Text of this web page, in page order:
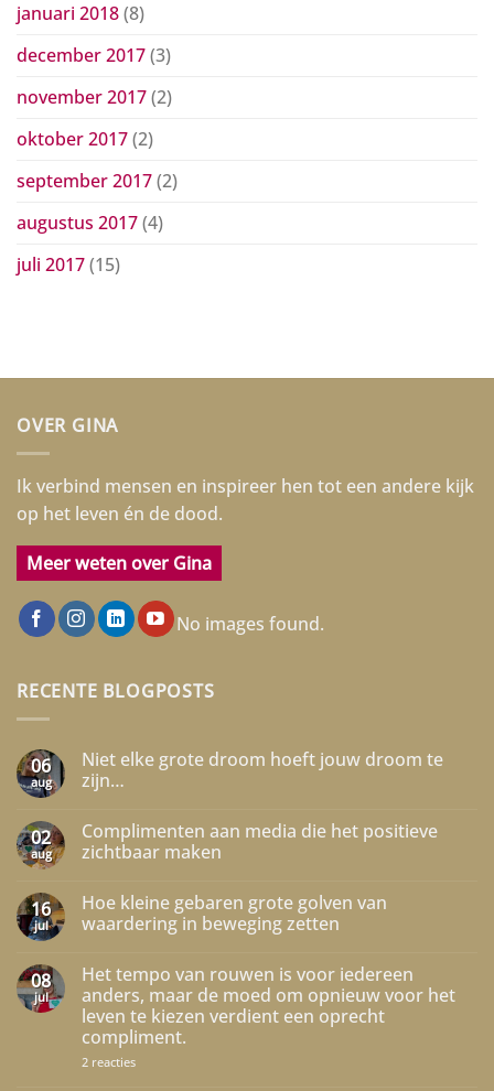
januari 2018(8)
december 2017(3)
november 2017(2)
oktober 2017(2)
september 2017(2)
augustus 2017(4)
juli 2017(15)
OVER GINA
Ik verbind mensen en inspireer hen tot een andere kijk
op het leven én de dood.
Meer weten over Gina
No images found.
RECENTE BLOGPOSTS
06
aug
Niet elke grote droom hoeft jouw droom te
zijn…
op
Niet
elke
hoeft
jouw
droom
02
aug
Complimenten aan media die het positieve
zichtbaar maken
op
Complimenten
aan
het
positieve
zichtbaar
maken
16
jul
Hoe kleine gebaren grote golven van
waardering in beweging zetten
op
Hoe
kleine
gebaren
grote
golven
van
08
jul
Het tempo van rouwen is voor iedereen
anders, maar de moed om opnieuw voor het
leven te kiezen verdient een oprecht
compliment.
2 reactiesop